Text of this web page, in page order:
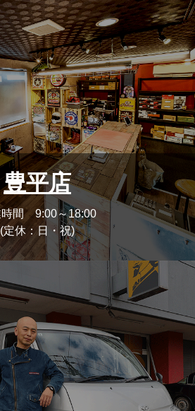
豊平店
時間 9:00～18:00
(定休：日・祝)